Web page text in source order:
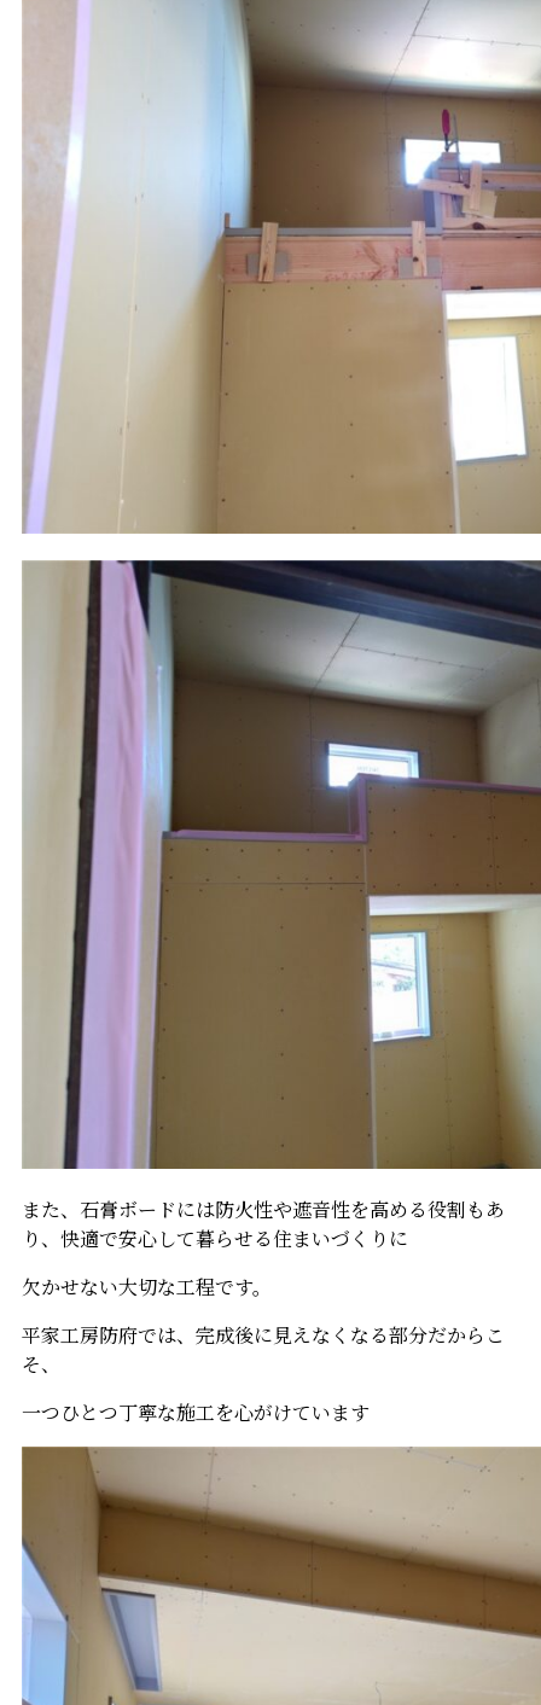
また、石膏ボードには防火性や遮音性を高める役割もあ
り、快適で安心して暮らせる住まいづくりに
欠かせない大切な工程です。
平家工房防府では、完成後に見えなくなる部分だからこ
そ、
一つひとつ丁寧な施工を心がけています